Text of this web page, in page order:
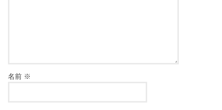
名前 ※